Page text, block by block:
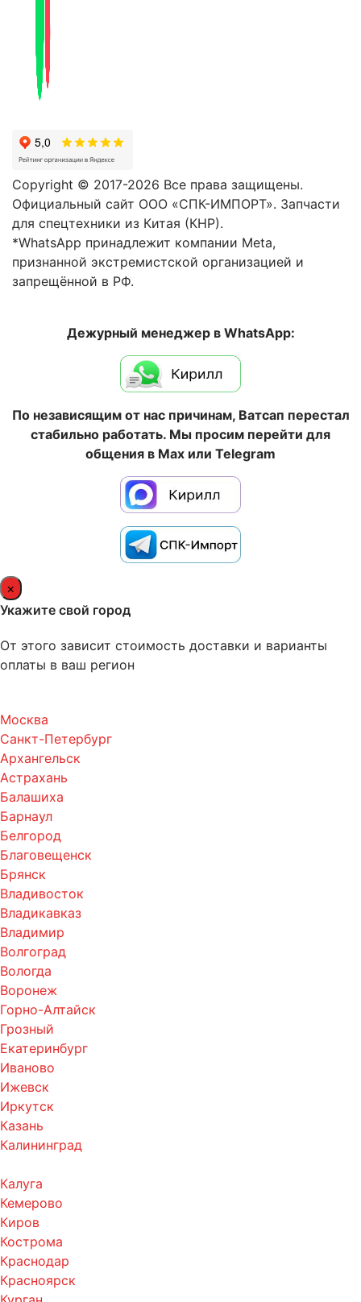
Copyright © 2017-2026 Все права защищены.
Официальный сайт ООО «СПК-ИМПОРТ». Запчасти
для спецтехники из Китая (КНР).
*WhatsApp принадлежит компании Meta,
признанной экстремистской организацией и
запрещённой в РФ.
Дежурный менеджер в WhatsApp:
По независящим от нас причинам, Ватсап перестал
стабильно работать. Мы просим перейти для
общения в Max или Telegram
×
Укажите свой город
От этого зависит стоимость доставки и варианты
оплаты в ваш регион
Москва
Санкт-Петербург
Архангельск
Астрахань
Балашиха
Барнаул
Белгород
Благовещенск
Брянск
Владивосток
Владикавказ
Владимир
Волгоград
Вологда
Воронеж
Горно-Алтайск
Грозный
Екатеринбург
Иваново
Ижевск
Иркутск
Казань
Калининград
Калуга
Кемерово
Киров
Кострома
Краснодар
Красноярск